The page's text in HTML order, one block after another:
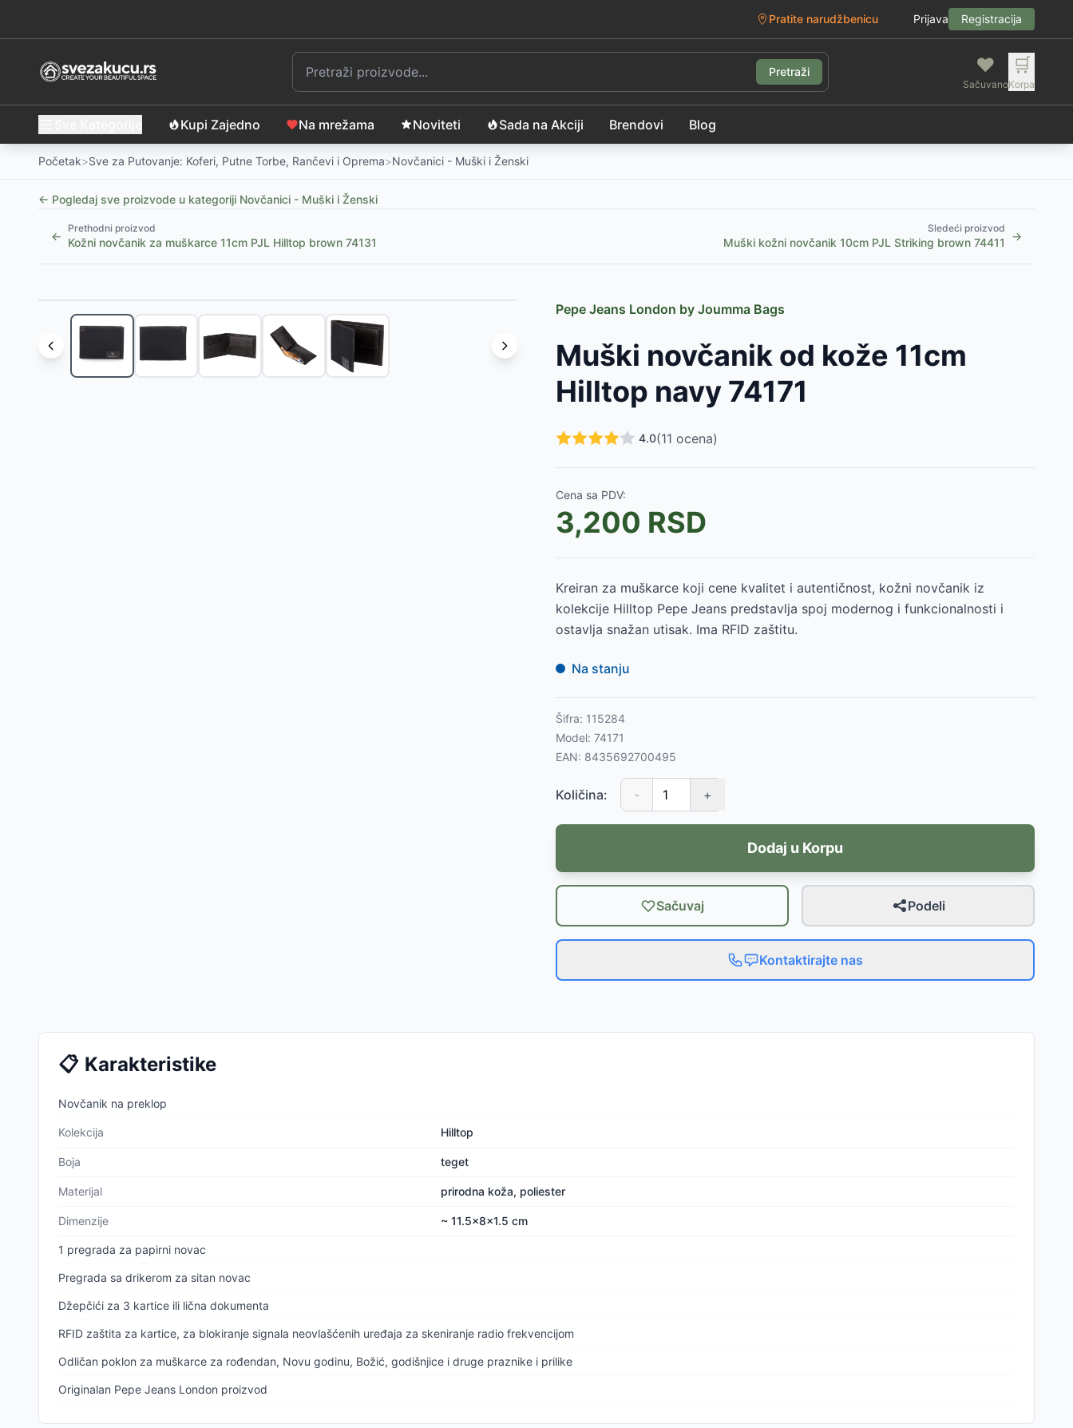
Pratite narudžbenicu Prijava Registracija
Pretraži ❤️
Sačuvano
🛒
Korpa
Kupi Zajedno Na mrežama Noviteti Sada na Akciji Brendovi Blog
Početak>Sve za Putovanje: Koferi, Putne Torbe, Rančevi i Oprema>Novčanici - Muški i Ženski
← Pogledaj sve proizvode u kategoriji Novčanici - Muški i Ženski
←
Prethodni proizvod
Kožni novčanik za muškarce 11cm PJL Hilltop brown 74131
Sledeći proizvod
Muški kožni novčanik 10cm PJL Striking brown 74411 →
Muški kožni novčanik na preklop PJL Dual black 78311-3399
Kožni novčanik za muškarce PJL Dual black 78312
3450
Muški kožni novčanik na preklop PJL Dual black 78331-
Pepe Jeans London by Joumma Bags
Muški novčanik od kože 11cm
Hilltop navy 74171
4.0(11 ocena)
Cena sa PDV:
3,200 RSD
Kreiran za muškarce koji cene kvalitet i autentičnost, kožni novčanik iz
kolekcije Hilltop Pepe Jeans predstavlja spoj modernog i funkcionalnosti i
ostavlja snažan utisak. Ima RFID zaštitu.
Na stanju
Šifra: 115284
Model: 74171
EAN: 8435692700495
Količina: - +
Dodaj u Korpu
Sačuvaj Podeli
Kontaktirajte nas
📋 Karakteristike
Novčanik na preklop
Kolekcija Hilltop
Boja teget
Materijal prirodna koža, poliester
Dimenzije ~ 11.5x8x1.5 cm
1 pregrada za papirni novac
Pregrada sa drikerom za sitan novac
Džepčići za 3 kartice ili lična dokumenta
RFID zaštita za kartice, za blokiranje signala neovlašćenih uređaja za skeniranje radio frekvencijom
Odličan poklon za muškarce za rođendan, Novu godinu, Božić, godišnjice i druge praznike i prilike
Originalan Pepe Jeans London proizvod